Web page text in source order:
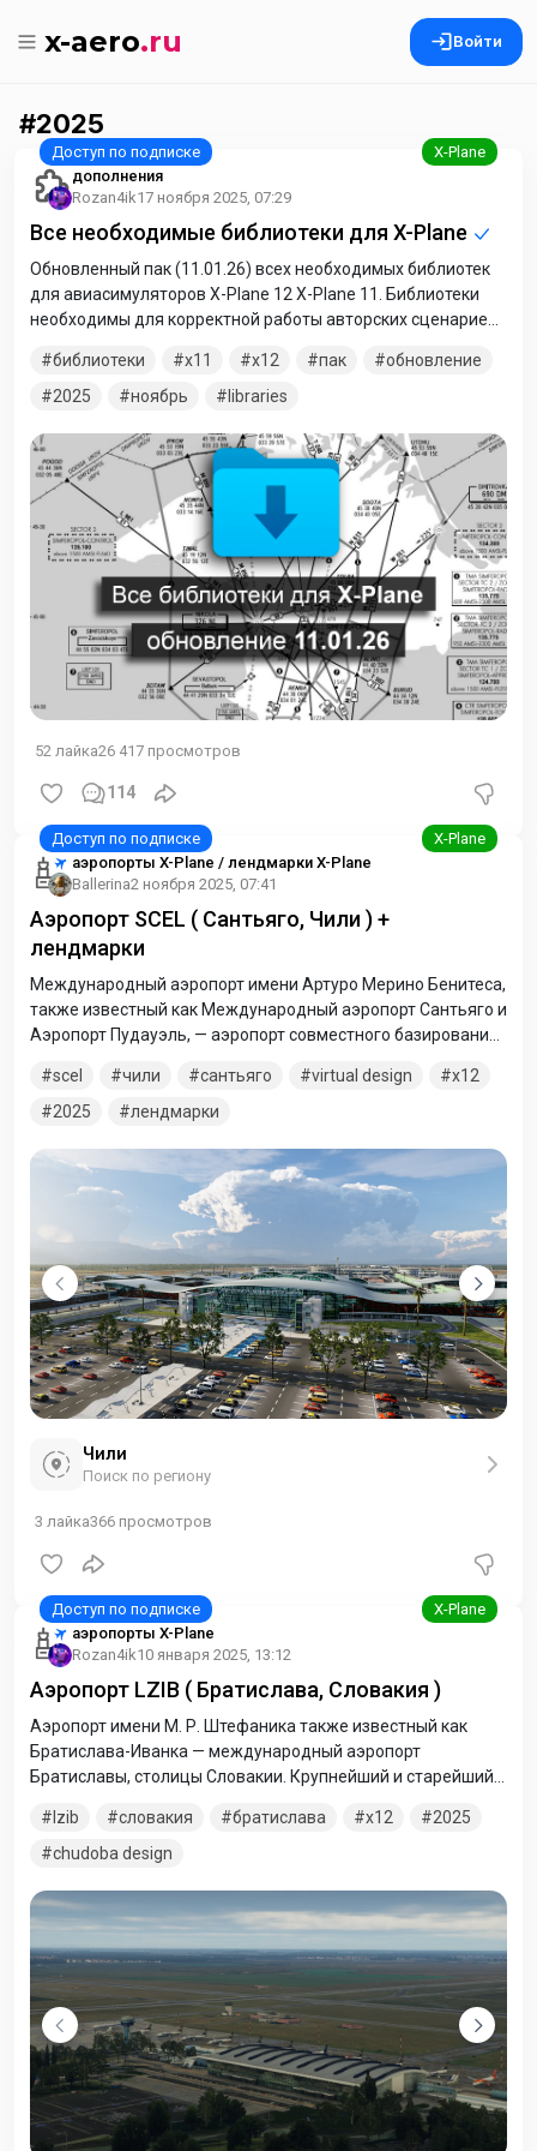
x-aero.ru Войти
2025
дополнения
Rozan4ik17 ноября 2025, 07:29
Все необходимые библиотеки для X-Plane
Обновленный пак (11.01.26) всех необходимых библиотек
для авиасимуляторов X-Plane 12 X-Plane 11. Библиотеки
необходимы для корректной работы авторских сценариев,
большинства дополнений, созданных пользователями. В
данном архиве вы найдете все библиотеки, которые вам
разархивируйте содержимое архива в папку /Custom
Scenery симулятора X-Plane 11 или X-Plane 12. В
распакованном архиве вам нужно (при
библиотеки x11 x12 пак
обновление
2025
ноябрь libraries
52 лайка26 417 просмотров
114
аэропорты X-Plane / лендмарки X-Plane
Ballerina2 ноября 2025, 07:41
Аэропорт SCEL ( Сантьяго, Чили ) +
лендмарки
Международный аэропорт имени Артуро Мерино Бенитеса,
также известный как Международный аэропорт Сантьяго и
Аэропорт Пудауэль, — аэропорт совместного базирования,
километрах к северо-западу от центральной части
чилийской столицы Сантьяго. Версия актуализирована.
scel чили сантьяго virtual design
x12
2025
лендмарки
Чили
Поиск по региону
3 лайка366 просмотров
аэропорты X-Plane
Rozan4ik10 января 2025, 13:12
Аэропорт LZIB ( Братислава, Словакия )
Аэропорт имени М. Р. Штефаника также известный как
Братислава-Иванка — международный аэропорт
Братиславы, столицы Словакии. Крупнейший и старейший
востоку от Братиславы. Назван в честь военного и
политического деятеля Милана Растислава Штефаника.
lzib словакия братислава x12
2025
chudoba design